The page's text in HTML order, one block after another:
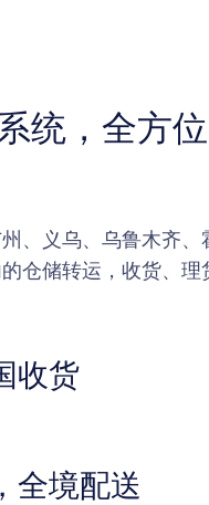
统，全方
、义乌、乌鲁木齐
仓储转运，收货、理
收货
全境配送